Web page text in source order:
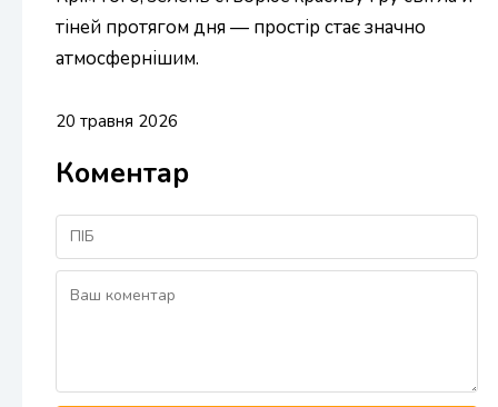
тіней протягом дня — простір стає значно
атмосфернішим.
20 травня 2026
Коментар